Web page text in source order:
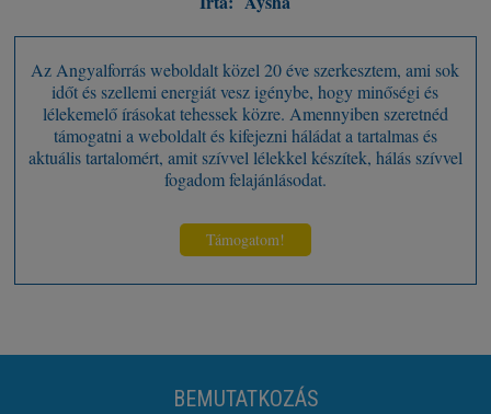
Az Angyalforrás weboldalt közel 20 éve szerkesztem, ami sok
időt és szellemi energiát vesz igénybe, hogy minőségi és
lélekemelő írásokat tehessek közre. Amennyiben szeretnéd
támogatni a weboldalt és kifejezni háládat a tartalmas és
aktuális tartalomért, amit szívvel lélekkel készítek, hálás szívvel
fogadom felajánlásodat.
Támogatom!
BEMUTATKOZÁS